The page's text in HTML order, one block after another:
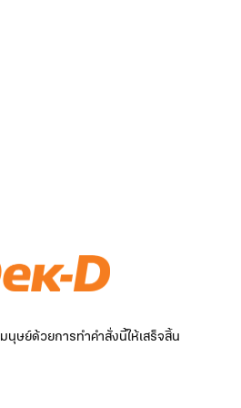
ษย์ด้วยการทำคำสั่งนี้ให้เสร็จสิ้น